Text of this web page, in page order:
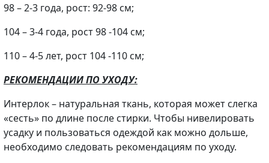
98 – 2-3 года, рост: 92-98 см;
104 – 3-4 года, рост 98 -104 см;
110 – 4-5 лет, рост 104 -110 см;
РЕКОМЕНДАЦИИ ПО УХОДУ:
Интерлок – натуральная ткань, которая может слегка
«сесть» по длине после стирки. Чтобы нивелировать
усадку и пользоваться одеждой как можно дольше,
необходимо следовать рекомендациям по уходу.